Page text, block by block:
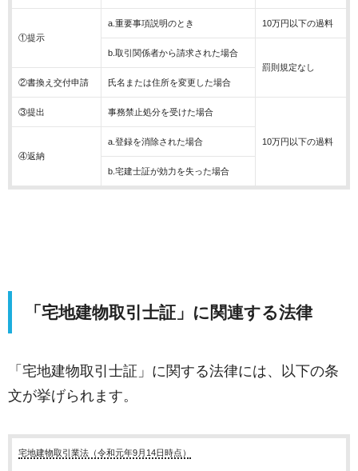
①提示
a.重要事項説明のとき 10万円以下の過料
b.取引関係者から請求された場合
罰則規定なし
②書換え交付申請
氏名または住所を変更した場合
③提出 事務禁止処分を受けた場合
10万円以下の過料
④返納
a.登録を消除された場合
b.宅建士証が効力を失った場合
「宅地建物取引士証」に関連する法律
「宅地建物取引士証」に関する法律には、以下の条
文が挙げられます。
宅地建物取引業法（令和元年9月14日時点）